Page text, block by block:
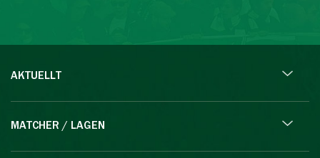
AKTUELLT
MATCHER / LAGEN